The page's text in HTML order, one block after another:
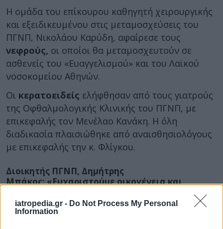
iatropedia.gr - Do Not Process My Personal
Information
Η ομάδα του επίκουρου καθηγητή χειρουργικής
και εξειδικευμένου στις μεταμοσχεύσεις του
ΠΓΝΠ, Νικολάου Καρύδη, αφαίρεσε τους
νεφρούς, οι οποίοι θα μεταμοσχευτούν σε
ασθενείς του «Ευαγγελισμού» και του Λαϊκού
νοσοκομείου Αθηνών.
Οι κερατοειδείς ελήφθησαν από τους γιατρούς
της Οφθαλμολογικής Κλινικής του ΠΓΝΠ, με
επικεφαλής τον Μενέλαο Κανάκη. Η όλη
διαδικασία πλαισιώθηκε από αναισθησιολόγους
με επικεφαλής την κ. Φλίγκου.
Διοικητής ΠΓΝΠ, Δημήτρης
Μπάκος: «Ευχαριστούμε οικογένεια και
Ο διοικητής του ΠΓΝΠ, Δημήτρης Μπάκος, είπε